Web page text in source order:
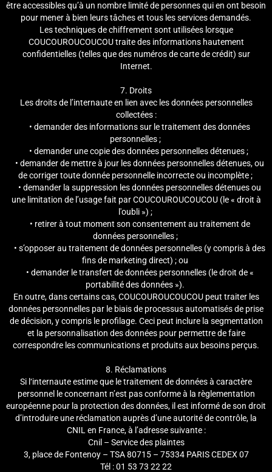
être accessibles qu’à un nombre limité de personnes qui en ont besoin
pour mener à bien leurs tâches et tous les services demandés.
Les techniques de chiffrement sont utilisées lorsque
COUCOUROUCOUCOU traite des informations hautement
confidentielles (telles que des numéros de carte de crédit) sur
Internet.
7. Droits
Les droits de l’internaute en lien avec les données personnelles
collectées :
• demander des informations sur le traitement des données
personnelles ;
• demander une copie des données personnelles détenues ;
• demander de mettre à jour les données personnelles détenues, ou
de corriger toute donnée personnelle incorrecte ou incomplète ;
• demander la suppression les données personnelles détenues ou
une limitation de l’usage fait par COUCOUROUCOUCOU (le « droit à
l'oubli ») ;
• retirer à tout moment son consentement au traitement de
données personnelles ;
• s’opposer au traitement de données personnelles (y compris à des
fins de marketing direct) ; ou
• demander le transfert de données personnelles (le droit de «
portabilité des données »).
En outre, dans certains cas, COUCOUROUCOUCOU peut traiter les
données personnelles par le biais de processus automatisés de prise
de décision, y compris le profilage. Ceci peut inclure la segmentation
et la personnalisation des données pour permettre de faire
correspondre les communications et produits aux besoins perçus.
8. Réclamations
Si l‘internaute estime que le traitement de données à caractère
personnel le concernant n’est pas conforme à la règlementation
européenne pour la protection des données, il est informé de son droit
d’introduire une réclamation auprès d’une autorité de contrôle, la
CNIL en France, à l’adresse suivante :
Cnil – Service des plaintes
3, place de Fontenoy – TSA 80715 – 75334 PARIS CEDEX 07
Tél : 01 53 73 22 22